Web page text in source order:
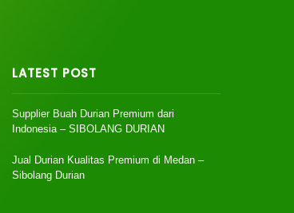
LATEST POST
Supplier Buah Durian Premium dari
Indonesia – SIBOLANG DURIAN
Jual Durian Kualitas Premium di Medan –
Sibolang Durian